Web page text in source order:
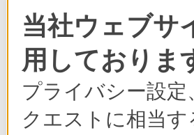
当社ウェブサ
用しておりま
プライバシー設
クエストに相当